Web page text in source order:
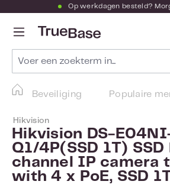
Ga naar de hoofdinhoud
Op werkdagen besteld?
Beveiliging Populaire
Hikvision
Hikvision DS-
Q1/4P(SSD 1T) SSD
channel IP camera
with 4 x PoE, SSD